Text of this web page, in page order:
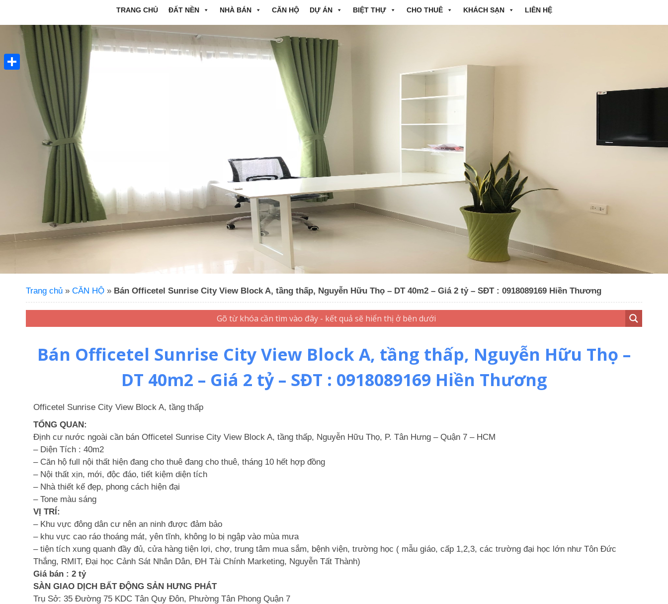
TRANG CHỦ ĐẤT NỀN NHÀ BÁN CĂN HỘ DỰ ÁN BIỆT THỰ CHO THUÊ KHÁCH SẠN LIÊN HỆ
Trang chủ » CĂN HỘ » Bán Officetel Sunrise City View Block A, tầng thấp, Nguyễn Hữu Thọ – DT 40m2 – Giá 2 tỷ – SĐT : 0918089169 Hiền Thương
Bán Officetel Sunrise City View Block A, tầng thấp, Nguyễn Hữu Thọ –
DT 40m2 – Giá 2 tỷ – SĐT : 0918089169 Hiền Thương
Officetel Sunrise City View Block A, tầng thấp
TỔNG QUAN:
Định cư nước ngoài cần bán Officetel Sunrise City View Block A, tầng thấp, Nguyễn Hữu Thọ, P. Tân Hưng – Quận 7 – HCM
– Diện Tích : 40m2
– Căn hộ full nội thất hiện đang cho thuê đang cho thuê, tháng 10 hết hợp đồng
– Nội thất xịn, mới, độc đáo, tiết kiệm diện tích
– Nhà thiết kế đẹp, phong cách hiện đại
– Tone màu sáng
VỊ TRÍ:
– Khu vực đông dân cư nên an ninh được đảm bảo
– khu vực cao ráo thoáng mát, yên tĩnh, không lo bị ngập vào mùa mưa
– tiện tích xung quanh đầy đủ, cửa hàng tiện lợi, chợ, trung tâm mua sắm, bệnh viện, trường học ( mẫu giáo, cấp 1,2,3, các trường đại học lớn như Tôn Đức
Thắng, RMIT, Đại học Cảnh Sát Nhân Dân, ĐH Tài Chính Marketing, Nguyễn Tất Thành)
Giá bán : 2 tỷ
SÀN GIAO DỊCH BẤT ĐỘNG SẢN HƯNG PHÁT
Trụ Sở: 35 Đường 75 KDC Tân Quy Đôn, Phường Tân Phong Quận 7